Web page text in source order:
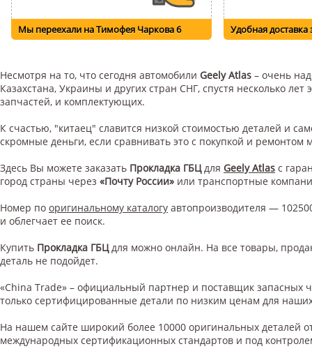
Мы переехали на Тимофея Чаркова 6 Удобная доставка
Несмотря на то, что сегодня автомобили Geely Atlas – очень
Казахстана, Украины и других стран СНГ, спустя несколько
запчастей, и комплектующих.
К счастью, "китаец" славится низкой стоимостью деталей и
скромные деньги, если сравнивать это с покупкой и
Здесь Вы можете заказать Прокладка ГБЦдля Geely Atlas с
город страны через «Почту России» или транспортные
Номер по оригинальному каталогу автопроизводителя —
и облегчает ее поиск.
Купить Прокладка ГБЦдля можно онлайн. На все товары,
деталь не подойдет.
«China Trade» – официальный партнер и поставщик запасных
только сертифицированные детали по низким ценам для
На нашем сайте широкий более 10000 оригинальных деталей
международных сертификационных стандартов и под